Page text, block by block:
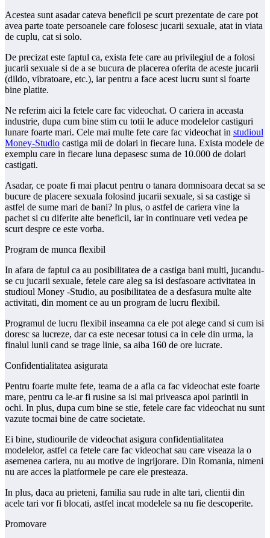
Acestea sunt asadar cateva beneficii pe scurt prezentate de care pot
avea parte toate persoanele care folosesc jucarii sexuale, atat in viata
de cuplu, cat si solo.
De precizat este faptul ca, exista fete care au privilegiul de a folosi
jucarii sexuale si de a se bucura de placerea oferita de aceste jucarii
(dildo, vibratoare, etc.), iar pentru a face acest lucru sunt si foarte
bine platite.
Ne referim aici la fetele care fac videochat. O cariera in aceasta
industrie, dupa cum bine stim cu totii le aduce modelelor castiguri
lunare foarte mari. Cele mai multe fete care fac videochat in studioul
Money-Studio castiga mii de dolari in fiecare luna. Exista modele de
exemplu care in fiecare luna depasesc suma de 10.000 de dolari
castigati.
Asadar, ce poate fi mai placut pentru o tanara domnisoara decat sa se
bucure de placere sexuala folosind jucarii sexuale, si sa castige si
astfel de sume mari de bani? In plus, o astfel de cariera vine la
pachet si cu diferite alte beneficii, iar in continuare veti vedea pe
scurt despre ce este vorba.
Program de munca flexibil
In afara de faptul ca au posibilitatea de a castiga bani multi, jucandu-
se cu jucarii sexuale, fetele care aleg sa isi desfasoare activitatea in
studioul Money -Studio, au posibilitatea de a desfasura multe alte
activitati, din moment ce au un program de lucru flexibil.
Programul de lucru flexibil inseamna ca ele pot alege cand si cum isi
doresc sa lucreze, dar ca este necesar totusi ca in cele din urma, la
finalul lunii cand se trage linie, sa aiba 160 de ore lucrate.
Confidentialitatea asigurata
Pentru foarte multe fete, teama de a afla ca fac videochat este foarte
mare, pentru ca le-ar fi rusine sa isi mai priveasca apoi parintii in
ochi. In plus, dupa cum bine se stie, fetele care fac videochat nu sunt
vazute tocmai bine de catre societate.
Ei bine, studiourile de videochat asigura confidentialitatea
modelelor, astfel ca fetele care fac videochat sau care viseaza la o
asemenea cariera, nu au motive de ingrijorare. Din Romania, nimeni
nu are acces la platformele pe care ele presteaza.
In plus, daca au prieteni, familia sau rude in alte tari, clientii din
acele tari vor fi blocati, astfel incat modelele sa nu fie descoperite.
Promovare